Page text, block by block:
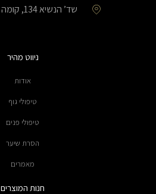
שד’ הנשיא 134, קומה 4, חיפה 346204
ניווט מהיר
אודות
טיפולי גוף
טיפולי פנים
הסרת שיער
מאמרים
חנות המוצרים